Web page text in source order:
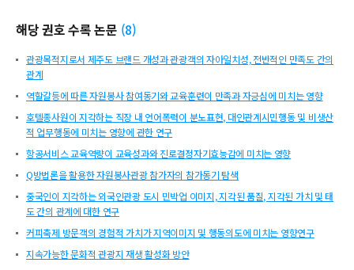
해당 권호 수록 논문 (8)
관광목적지로서 제주도 브랜드 개성과 관광객의 자아일치성, 전반적인 만족도 간의
관계
역할갈등에 따른 자원봉사 참여동기와 교육훈련이 만족과 자긍심에 미치는 영향
호텔종사원이 지각하는 직장 내 언어폭력이 분노표현, 대인관계시민행동 및 비생산
적 업무행동에 미치는 영향에 관한 연구
항공서비스 교육역량이 교육성과와 진로결정자기효능감에 미치는 영향
Q방법론을 활용한 자원봉사관광 참가자의 참가동기 탐색
중국인이 지각하는 외국인관광 도시 민박업 이미지, 지각된 품질, 지각된 가치 및 태
도 간의 관계에 대한 연구
커피축제 방문객의 경험적 가치가 지역이미지 및 행동의도에 미치는 영향연구
지속가능한 문화적 관광지 재생 활성화 방안